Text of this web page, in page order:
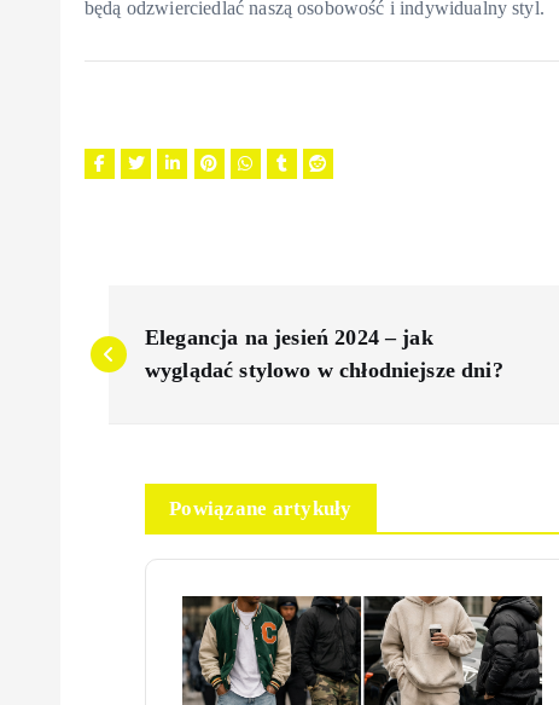
będą odzwierciedlać naszą osobowość i indywidualny styl.
a
Elegancja na jesień 2024 – jak
wyglądać stylowo w chłodniejsze dni?
Powiązane artykuły